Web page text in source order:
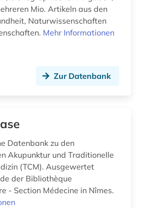
chinesische medizin (1)
(1)
Mio. Artikeln aus den
Naturwissenschaften
Mehr Informationen
Zur Datenbank
Datenbank zu den
Akupunktur und Traditionelle
(TCM). Ausgewertet
der Bibliothèque
- Section Médecine in Nîmes.